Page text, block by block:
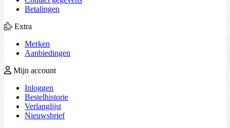
Betalingen
Extra
Merken
Aanbiedingen
Mijn account
Inloggen
Bestelhistorie
Verlanglijst
Nieuwsbrief